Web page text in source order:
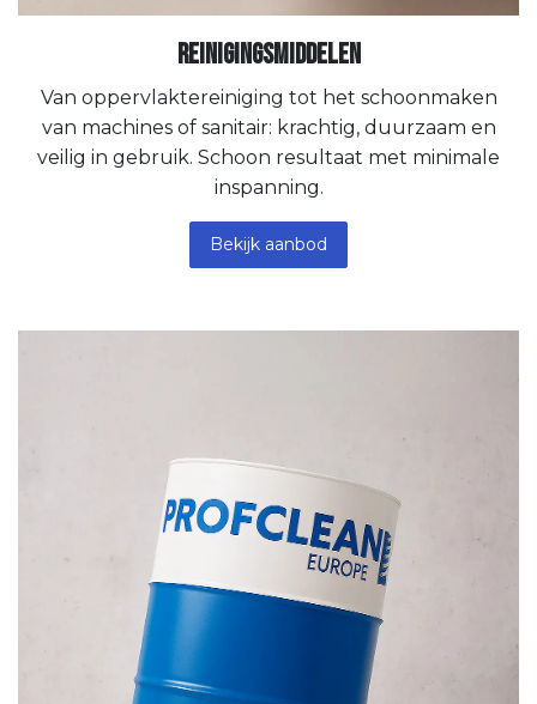
Reinigingsmiddelen
Van oppervlaktereiniging tot het schoonmaken
van machines of sanitair: krachtig, duurzaam en
veilig in gebruik. Schoon resultaat met minimale
inspanning.
Bekijk aanbod